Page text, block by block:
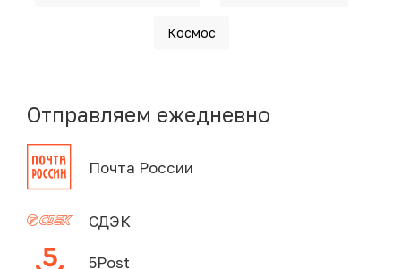
Космос
Отправляем ежедневно
Почта России
СДЭК
5Post